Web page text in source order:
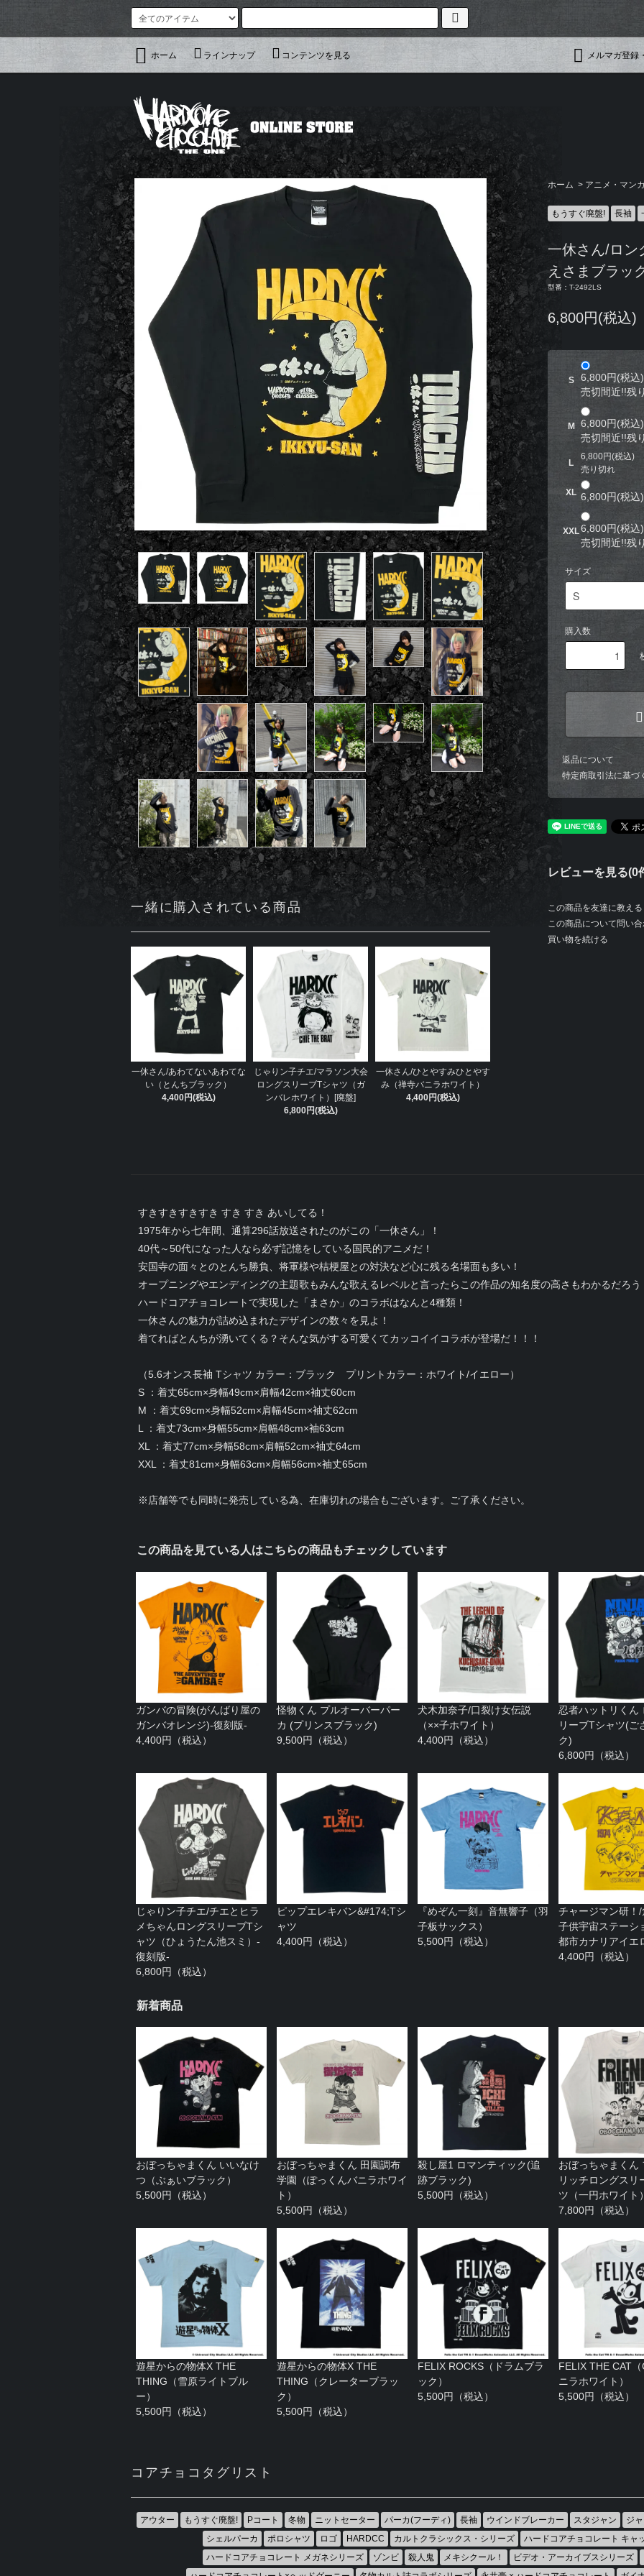
ホーム ラインナップ コンテンツを見る メルマガ登録
一緒に購入されている商品
一休さん/あわてないあわてな
い（とんちブラック）
4,400円(税込)
じゃりン子チエ/マラソン大会
ロングスリーブTシャツ（ガ
ンバレホワイト）[廃盤]
6,800円(税込)
一休さん/ひとやすみひとやす
み（禅寺バニラホワイト）
4,400円(税込)
ホーム > アニメ・マン
もうすぐ廃盤! 長袖
一休さん/ロン
えさまブラッ
型番：T-2492LS
6,800円(税込)
S
6,800円(税込)
売切間近!!残
M
6,800円(税込)
売切間近!!残
L
6,800円(税込)
売り切れ
XL 6,800円(税込)
XXL6,800円(税込)
売切間近!!残
サイズ
購入数
返品について
特定商取引法に基づ
レビューを見る(0
この商品を友達に教える
この商品について問い
買い物を続ける
すきすきすきすき すき すき あいしてる！
1975年から七年間、通算296話放送されたのがこの「一休さん」！
40代～50代になった人なら必ず記憶をしている国民的アニメだ！
安国寺の面々とのとんち勝負、将軍様や桔梗屋との対決など心に残る名場面も多い！
オープニングやエンディングの主題歌もみんな歌えるレベルと言ったらこの作品の知名度の高さもわかるだろう
ハードコアチョコレートで実現した「まさか」のコラボはなんと4種類！
一休さんの魅力が詰め込まれたデザインの数々を見よ！
着てればとんちが湧いてくる？そんな気がする可愛くてカッコイイコラボが登場だ！！！
（5.6オンス長袖 Tシャツ カラー：ブラック プリントカラー：ホワイト/イエロー）
S ：着丈65cm×身幅49cm×肩幅42cm×袖丈60cm
M ：着丈69cm×身幅52cm×肩幅45cm×袖丈62cm
L ：着丈73cm×身幅55cm×肩幅48cm×袖63cm
XL ：着丈77cm×身幅58cm×肩幅52cm×袖丈64cm
XXL ：着丈81cm×身幅63cm×肩幅56cm×袖丈65cm
※店舗等でも同時に発売している為、在庫切れの場合もございます。ご了承ください。
この商品を見ている人はこちらの商品もチェックしています
ガンバの冒険(がんばり屋の
ガンバオレンジ)-復刻版-
4,400円（税込）
怪物くん プルオーバーパー
カ (プリンスブラック)
9,500円（税込）
犬木加奈子/口裂け女伝説
（××子ホワイト）
4,400円（税込）
忍者ハットリくん
リーブTシャツ(ご
ク)
6,800円（税込）
じゃりン子チエ/チエとヒラ
メちゃんロングスリーブTシ
ャツ（ひょうたん池スミ）-
復刻版-
6,800円（税込）
ピップエレキバン&#174;Tシ
ャツ
4,400円（税込）
『めぞん一刻』音無響子（羽
子板サックス）
5,500円（税込）
チャージマン研！
子供宇宙ステーシ
都市カナリアイエ
4,400円（税込）
新着商品
おぼっちゃまくん いいなけ
つ（ぶぁいブラック）
5,500円（税込）
おぼっちゃまくん 田園調布
学園（ぽっくんバニラホワイ
ト）
5,500円（税込）
殺し屋1 ロマンティック(追
跡ブラック)
5,500円（税込）
おぼっちゃまくん
リッチロングスリ
ツ（一円ホワイト
7,800円（税込）
遊星からの物体X THE
THING（雪原ライトブル
ー）
5,500円（税込）
遊星からの物体X THE
THING（クレーターブラッ
ク）
5,500円（税込）
FELIX ROCKS（ドラムブラ
ック）
5,500円（税込）
FELIX THE CAT
ニラホワイト）
5,500円（税込）
コアチョコタグリスト
アウター もうすぐ廃盤! Pコート 冬物 ニットセーター パーカ(フーディ) 長袖 ウインドブレーカー スタジャン
ジ
シェルパーカ
ポロシャツ ロゴ HARDCC カルトクラシックス・シリーズ
ハードコアチョコレート キャ
ハードコアチョコレート メガネシリーズ
ゾンビ 殺人鬼 メキシクール！ ビデオ・アーカイブスシリーズ